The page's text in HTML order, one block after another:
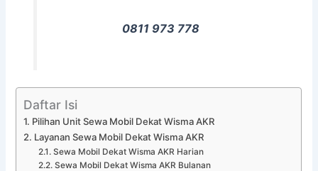
0811 973 778
Daftar Isi
Pilihan Unit Sewa Mobil Dekat Wisma AKR
Layanan Sewa Mobil Dekat Wisma AKR
Sewa Mobil Dekat Wisma AKR Harian
Sewa Mobil Dekat Wisma AKR Bulanan